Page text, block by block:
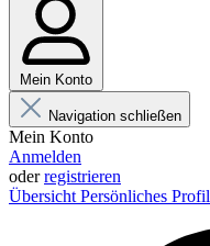
Mein Konto
Navigation schließen
Mein Konto
Anmelden
oderregistrieren
Übersicht Persönliches Profil